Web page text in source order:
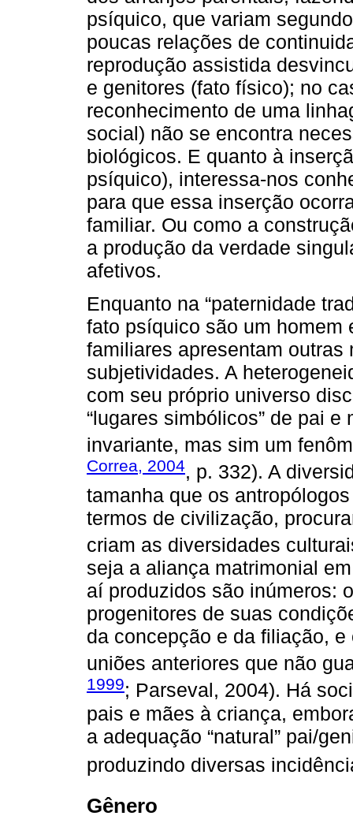
psíquico, que variam
poucas relações de
reprodução assistida
e genitores (fato físico); no
reconhecimento de uma
social) não se encontra
biológicos. E quanto à
psíquico), interessa-nos
para que essa inserção
familiar. Ou como a
a produção da verdade
afetivos.
Enquanto na “paternidade
fato psíquico são um homem
familiares apresentam
subjetividades. A
com seu próprio universo
“lugares simbólicos” de pai e
invariante, mas sim um
Correa, 2004, p. 332). A
tamanha que os
termos de civilização,
criam as diversidades
seja a aliança matrimonial
aí produzidos são inúmeros:
progenitores de suas
da concepção e da filiação,
uniões anteriores que não
1999; Parseval, 2004). Há
pais e mães à criança,
a adequação “natural” pai/
produzindo diversas
Gênero